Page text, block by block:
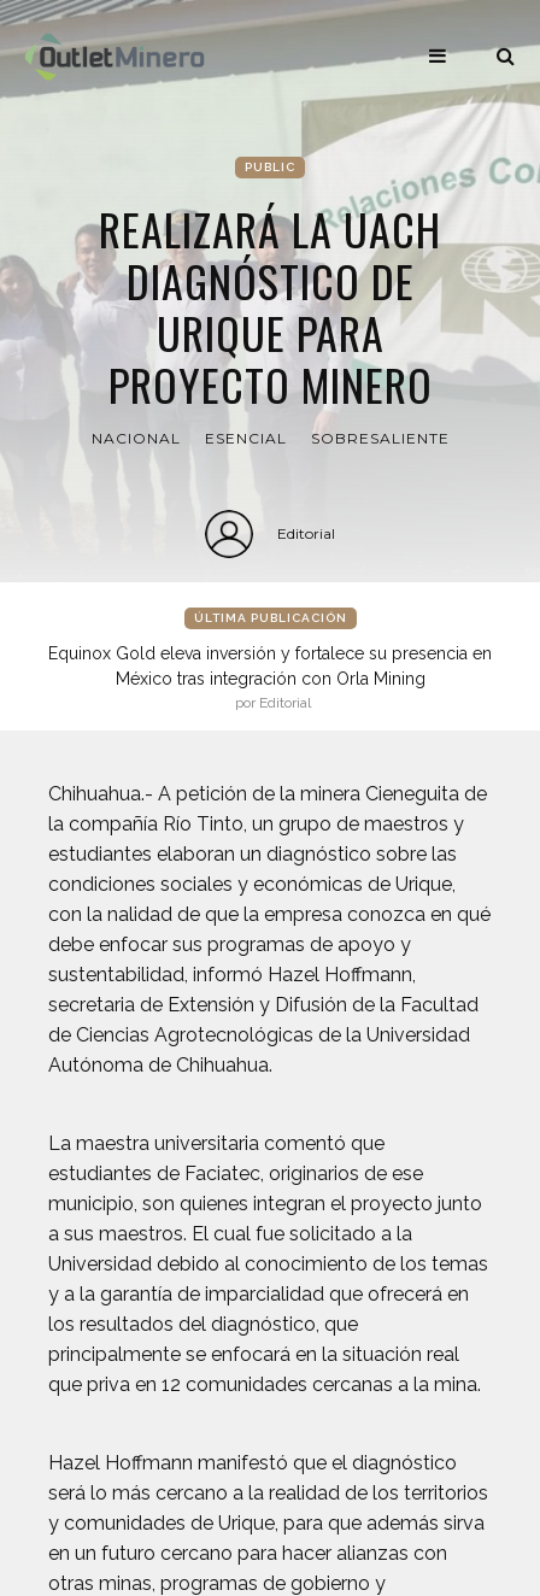
PUBLIC
REALIZARÁ LA UACH
DIAGNÓSTICO DE
URIQUE PARA
PROYECTO MINERO
NACIONAL ESENCIAL SOBRESALIENTE
Editorial
ÚLTIMA PUBLICACIÓN
Equinox Gold eleva inversión y fortalece su presencia en
México tras integración con Orla Mining
por Editorial
Chihuahua.- A petición de la minera Cieneguita de
la compañía Río Tinto, un grupo de maestros y
estudiantes elaboran un diagnóstico sobre las
condiciones sociales y económicas de Urique,
con la nalidad de que la empresa conozca en qué
debe enfocar sus programas de apoyo y
sustentabilidad, informó Hazel Hoffmann,
secretaria de Extensión y Difusión de la Facultad
de Ciencias Agrotecnológicas de la Universidad
Autónoma de Chihuahua.
La maestra universitaria comentó que
estudiantes de Faciatec, originarios de ese
municipio, son quienes integran el proyecto junto
a sus maestros. El cual fue solicitado a la
Universidad debido al conocimiento de los temas
y a la garantía de imparcialidad que ofrecerá en
los resultados del diagnóstico, que
principalmente se enfocará en la situación real
que priva en 12 comunidades cercanas a la mina.
Hazel Hoffmann manifestó que el diagnóstico
será lo más cercano a la realidad de los territorios
y comunidades de Urique, para que además sirva
en un futuro cercano para hacer alianzas con
otras minas, programas de gobierno y